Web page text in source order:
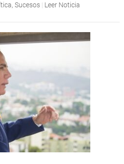
, Sucesos | Leer Noticia